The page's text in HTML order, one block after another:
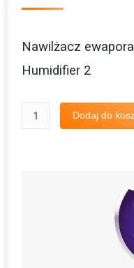
Nawilżacz
Humidifier 2
ilość
Nawilżacz
Dodaj do